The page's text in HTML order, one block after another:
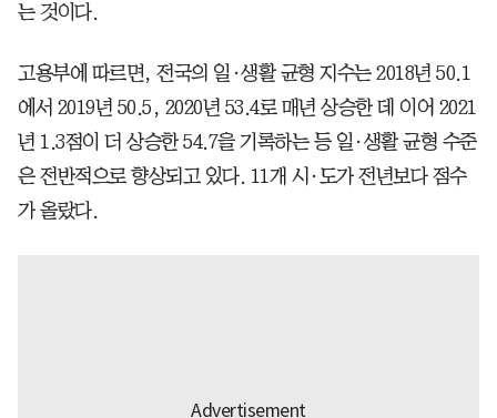
는 것이다.
고용부에 따르면, 전국의 일·생활 균형 지수는 2018년 50.1
에서 2019년 50.5, 2020년 53.4로 매년 상승한 데 이어 2021
년 1.3점이 더 상승한 54.7을 기록하는 등 일·생활 균형 수준
은 전반적으로 향상되고 있다. 11개 시·도가 전년보다 점수
가 올랐다.